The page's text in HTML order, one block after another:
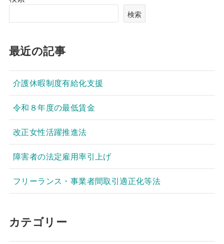
検索
最近の記事
介護休暇制度有給化支援
令和８年度の最低賃金
改正女性活躍推進法
障害者の法定雇用率引上げ
フリーランス・事業者間取引適正化等法
カテゴリー